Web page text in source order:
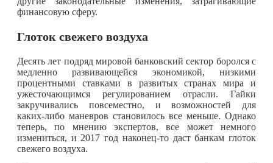
финансовую сферу.
Глоток свежего воздуха
Десять лет подряд мировой банковский сектор боролся с
медленно развивающейся экономикой, низкими
процентными ставками в развитых странах мира и
ужесточающимся регулированием отрасли. Гайки
закручивались повсеместно, и возможностей для
каких-либо маневров становилось все меньше. Однако
теперь, по мнению экспертов, все может немного
измениться, и 2017 год наконец-тодаст банкам глоток
свежего воздуха.